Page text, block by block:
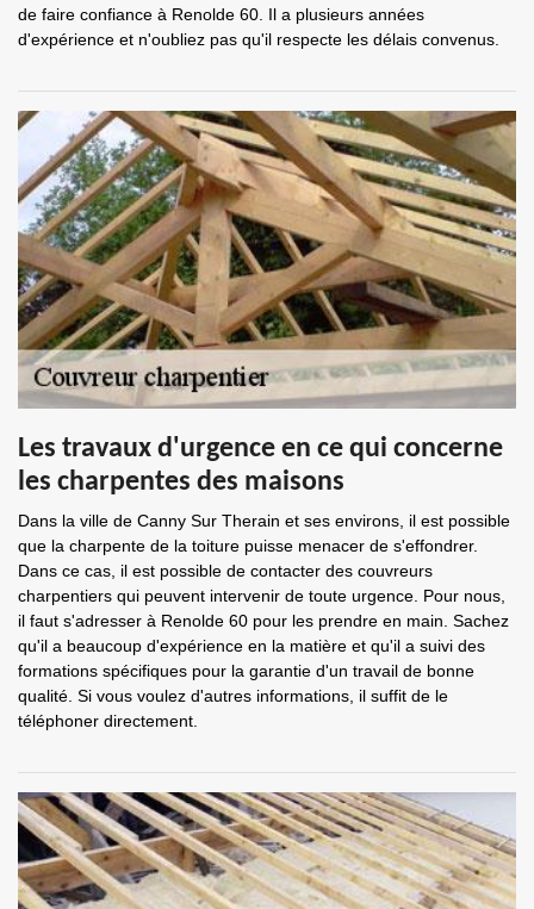
de faire confiance à Renolde 60. Il a plusieurs années
d'expérience et n'oubliez pas qu'il respecte les délais convenus.
Les travaux d'urgence en ce qui concerne
les charpentes des maisons
Dans la ville de Canny Sur Therain et ses environs, il est possible
que la charpente de la toiture puisse menacer de s'effondrer.
Dans ce cas, il est possible de contacter des couvreurs
charpentiers qui peuvent intervenir de toute urgence. Pour nous,
il faut s'adresser à Renolde 60 pour les prendre en main. Sachez
qu'il a beaucoup d'expérience en la matière et qu'il a suivi des
formations spécifiques pour la garantie d'un travail de bonne
qualité. Si vous voulez d'autres informations, il suffit de le
téléphoner directement.